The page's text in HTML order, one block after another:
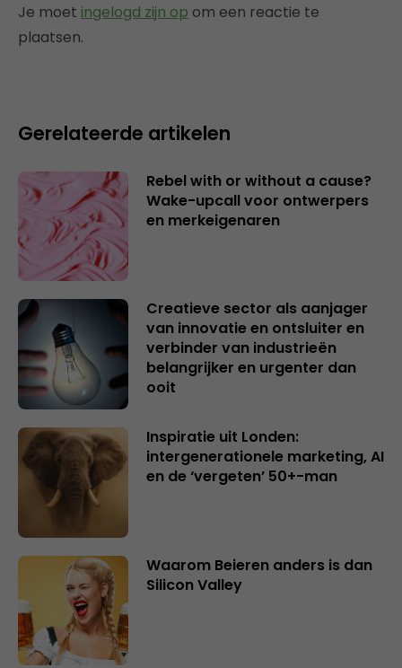
Je moet ingelogd zijn op om een reactie te
plaatsen.
Gerelateerde artikelen
Rebel with or without a cause?
Wake-upcall voor ontwerpers
en merkeigenaren
Creatieve sector als aanjager
van innovatie en ontsluiter en
verbinder van industrieën
belangrijker en urgenter dan
ooit
Inspiratie uit Londen:
intergenerationele marketing, AI
en de ‘vergeten’ 50+-man
Waarom Beieren anders is dan
Silicon Valley